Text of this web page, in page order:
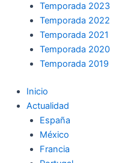
Temporada 2023
Temporada 2022
Temporada 2021
Temporada 2020
Temporada 2019
Inicio
Actualidad
España
México
Francia